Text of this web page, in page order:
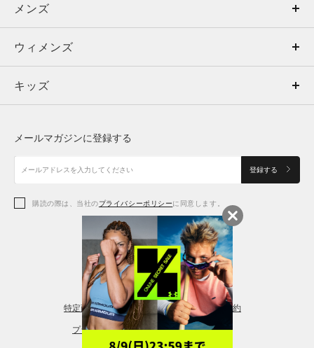
メンズ
ウィメンズ
キッズ
アクセサリー
メンズ
トップス
ボトムス
アクセサリー
ウィメンズ
トップス
シューズ
アクセサリー
レギンス＆タイツ
キッズ
シューズ
メールマガジンに登録する
登録する
購読の際は、当社のプライバシーポリシーに同意します。
特定商取引法に基づく通販の表記 会員規約
プライバシーポリシー